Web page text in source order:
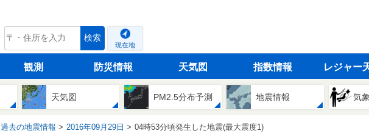
tenki.jp 検索
現在地
観測 防災情報 天気図 指数情報 レジャー
天気図 PM2.5分布予測 地震情報 気
過去の地震情報 2016年09月29日 04時53分頃発生した地震(最大震度1)